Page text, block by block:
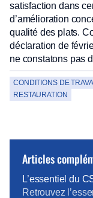
satisfaction dans
d’amélioration
qualité des plats.
déclaration de
ne constatons pas
CONDITIONS DE
RESTAURATION
Articles
L’essentiel du
Retrouvez